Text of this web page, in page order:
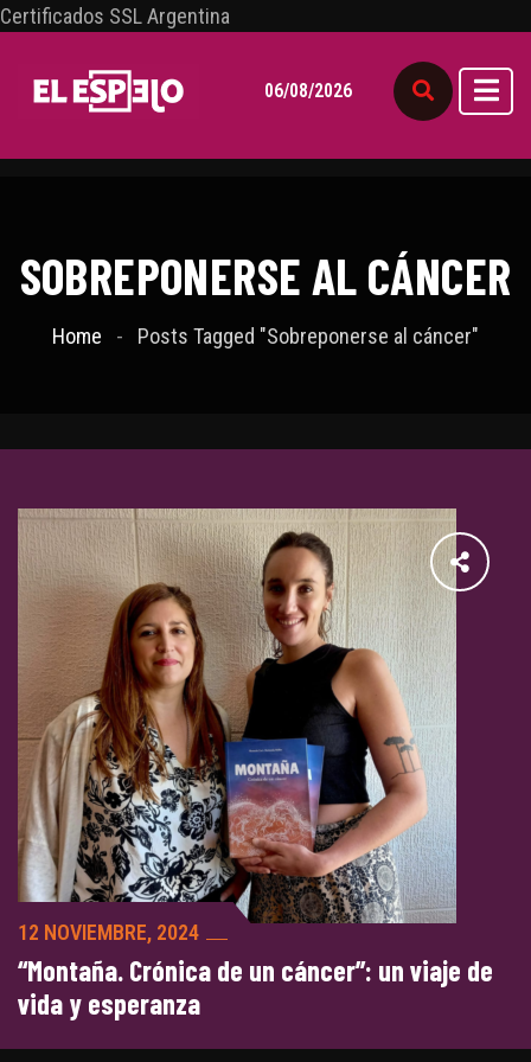
Certificados SSL Argentina
06/08/2026
SOBREPONERSE AL CÁNCER
Home Posts Tagged "Sobreponerse al cáncer"
12 NOVIEMBRE, 2024
“Montaña. Crónica de un cáncer”: un viaje de
vida y esperanza